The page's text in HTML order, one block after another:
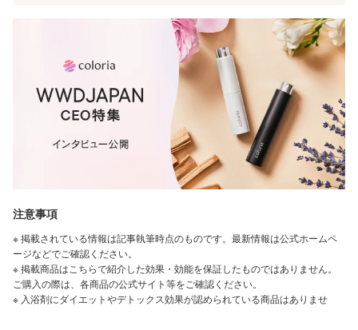
注意事項
※ 掲載されている情報は記事執筆時点のものです。最新情報は公式ホームペ
ージなどでご確認ください。
※ 掲載商品はこちらで紹介した効果・効能を保証したものではありません。
ご購入の際は、各商品の公式サイト等をご確認ください。
※ 入浴剤にダイエットやデトックス効果が認められている商品はありませ